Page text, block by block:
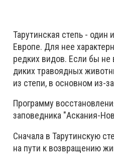
Тарутинская степь - один
Европе. Для нее
редких видов. Если бы
диких травоядных
из степи, в основном из-
Программу
заповедника "Аскания-
Сначала в Тарутинскую
на пути к возвращению